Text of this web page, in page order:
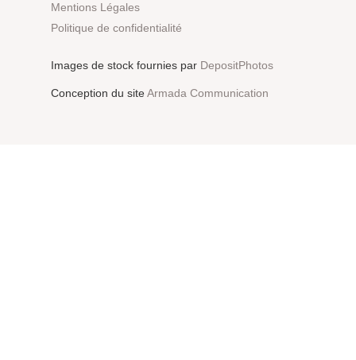
Mentions Légales
Politique de confidentialité
Images de stock fournies par DepositPhotos
Conception du siteArmada Communication